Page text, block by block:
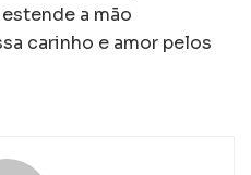
a mão
carinho e amor pelos